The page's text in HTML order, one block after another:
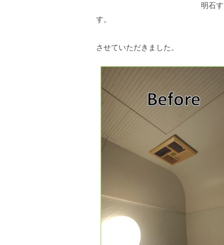
明石すまいサ
させていただきました。